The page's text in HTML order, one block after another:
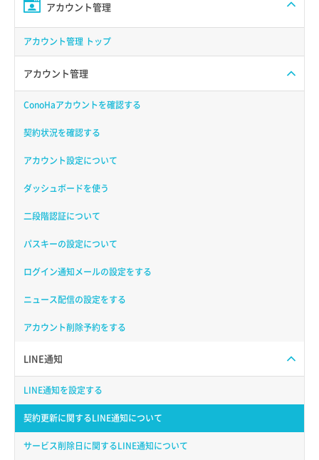
アカウント管理
アカウント管理 トップ
アカウント管理
ConoHaアカウントを確認する
契約状況を確認する
アカウント設定について
ダッシュボードを使う
二段階認証について
パスキーの設定について
ログイン通知メールの設定をする
ニュース配信の設定をする
アカウント削除予約をする
LINE通知
LINE通知を設定する
契約更新に関するLINE通知について
サービス削除日に関するLINE通知について